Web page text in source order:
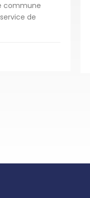
commune
de